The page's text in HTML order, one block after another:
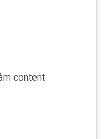
content